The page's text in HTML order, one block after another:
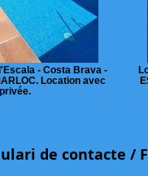
- Costa Brava -
Location avec
de contacte /